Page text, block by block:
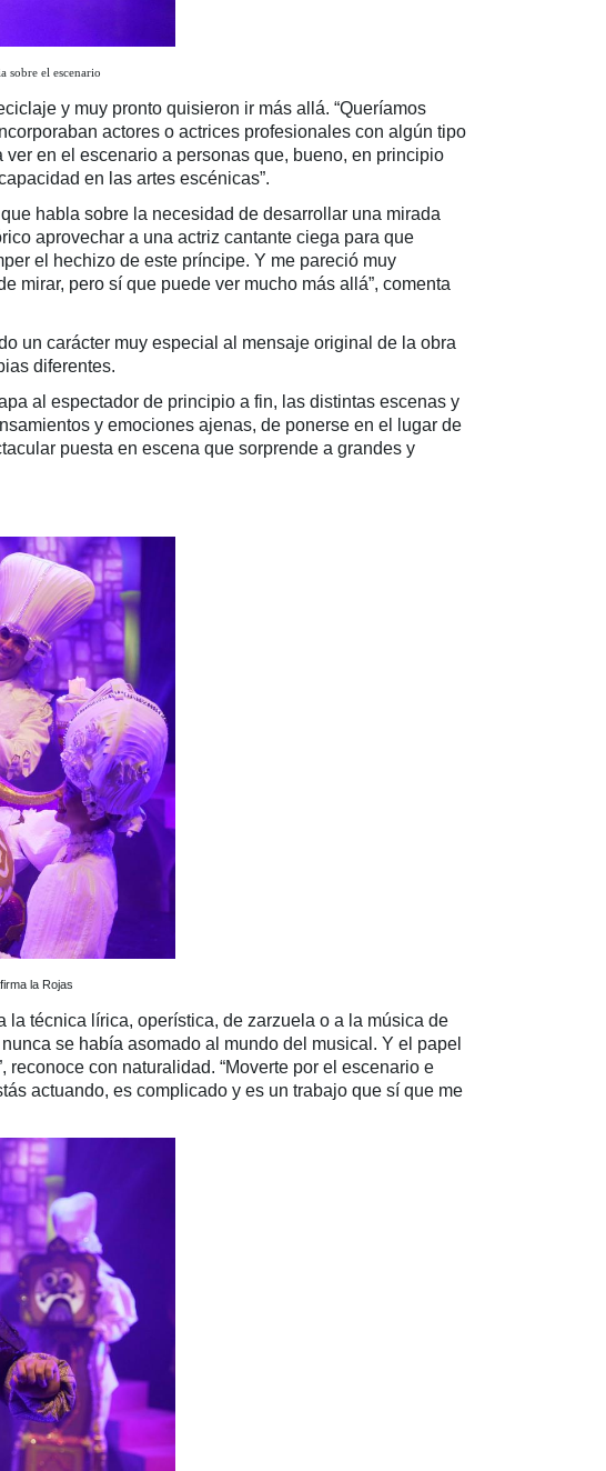
sobre el escenario
y muy pronto quisieron ir más allá. “Queríamos
actores o actrices profesionales con algún tipo
en el escenario a personas que, bueno, en principio
en las artes escénicas”.
habla sobre la necesidad de desarrollar una mirada
aprovechar a una actriz cantante ciega para que
el hechizo de este príncipe. Y me pareció muy
mirar, pero sí que puede ver mucho más allá”, comenta
un carácter muy especial al mensaje original de la obra
diferentes.
al espectador de principio a fin, las distintas escenas y
y emociones ajenas, de ponerse en el lugar de
puesta en escena que sorprende a grandes y
la Rojas
la técnica lírica, operística, de zarzuela o a la música de
se había asomado al mundo del musical. Y el papel
con naturalidad. “Moverte por el escenario e
actuando, es complicado y es un trabajo que sí que me